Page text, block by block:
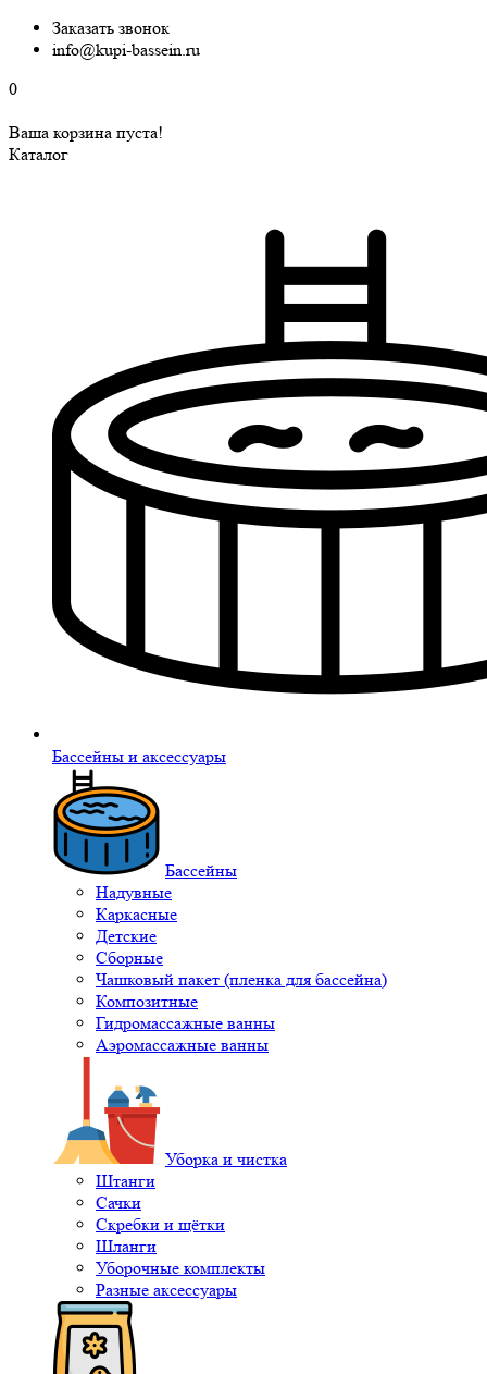
Заказать звонок
info@kupi-bassein.ru
0
Ваша корзина пуста!
Каталог
Бассейны и аксессуары
Бассейны
Надувные
Каркасные
Детские
Сборные
Чашковый пакет (пленка для бассейна)
Композитные
Гидромассажные ванны
Аэромассажные ванны
Уборка и чистка
Штанги
Сачки
Скребки и щётки
Шланги
Уборочные комплекты
Разные аксессуары